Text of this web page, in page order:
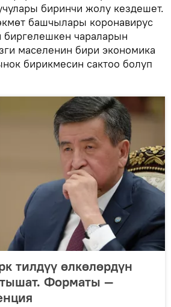
биринчи жолу кездешет.
башчылары коронавирус
чараларын
маселенин бири экономика
бирикмесин сактоо болуп
тилдүү өлкөлөрдүн
Форматы —